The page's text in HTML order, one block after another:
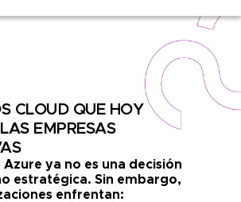
CLOUD QUE HOY
EMPRESAS
ya no es una decisión
estratégica. Sin embargo,
enfrentan: